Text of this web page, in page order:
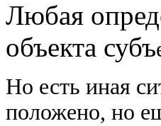
Любая
объекта субъ
Но есть иная
положено, но